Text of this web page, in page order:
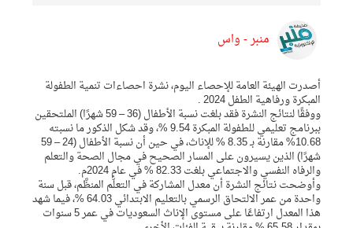
منبر - واس
أصدرت الهيئة العامة للإحصاء اليوم، نشرة احصاءات تنمية الطفولة
المبكرة ورفاهية الطفل 2024 .
ووفقًا لنتائج النشرة فقد بلغت نسبة الأطفال (36 – 59 شهرًا) الملتحقين
ببرنامج تعليمي للطفولة المبكرة 9.54 %، وقد شكل الذكور ما نسبته
10.68% مقارنة بـ 8.35 % للإناث، في حين أن نسبة الأطفال (24 – 59
شهرًا) الذين يسيرون على المسار الصحيح في مجال الصحة والتعلم
والرفاه النفسي والاجتماعي بلغت 82.33 % في عام 2024م.
وأوضحت نتائج النشرة أن معدل المشاركة في التعلُّم المنظَّم، قبل سنة
واحدة من عمر الالتحاق الرسمي بالتعليم الابتدائي 64.03 %، فيما شهد
هذا المعدل ارتفاعًا على مستوى الإناث السعوديات في عمر 5 سنوات